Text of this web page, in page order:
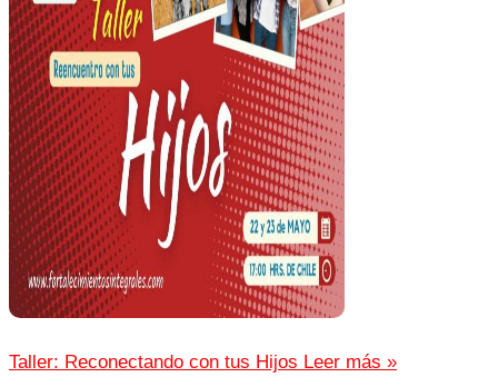
Taller: Reconectando con tus Hijos Leer más »